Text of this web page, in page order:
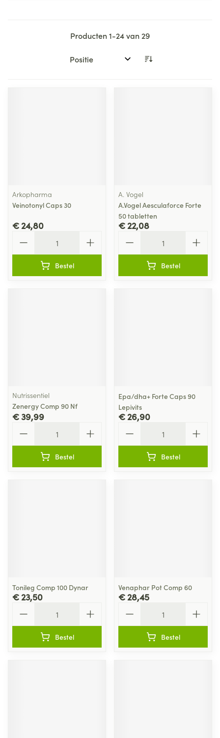
Producten1-24van 29
Sorteer op:
Arkopharma
Veinotonyl Caps 30
€ 24,80
Bestel
A. Vogel
A.Vogel Aesculaforce Forte
50 tabletten
€ 22,08
Bestel
Nutrissentiel
Zenergy Comp 90 Nf
€ 39,99
Bestel
Epa/dha+ Forte Caps 90
Lepivits
€ 26,90
Bestel
Tonileg Comp 100 Dynar
€ 23,50
Bestel
Venaphar Pot Comp 60
€ 28,45
Bestel